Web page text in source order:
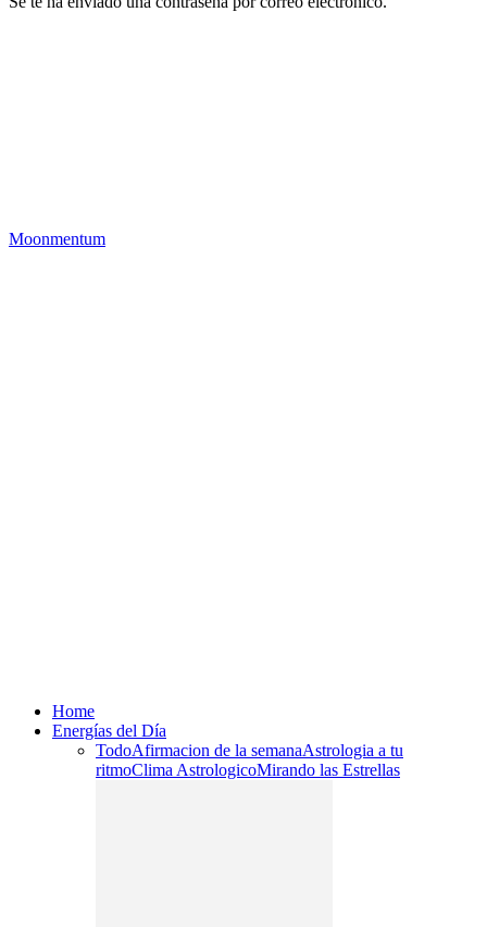
Moonmentum
Home
Energías del Día
TodoAfirmacion de la semanaAstrologia a tu
ritmoClima AstrologicoMirando las Estrellas